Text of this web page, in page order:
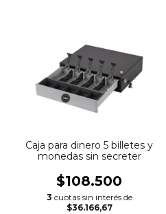
Caja para dinero 5 billetes y
monedas sin secreter
$108.500
3 cuotas sin interés de
$36.166,67